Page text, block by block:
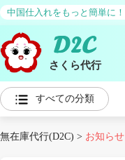
中国仕入れをもっと簡単に！
さくら代行
すべての分類
無在庫代行(D2C) > お知らせ